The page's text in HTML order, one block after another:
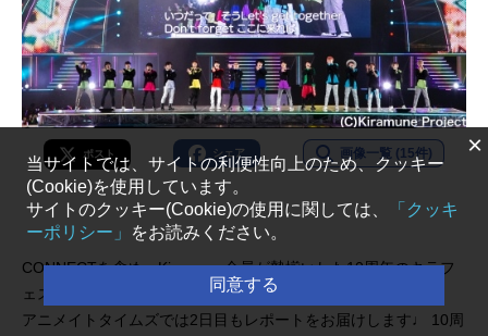
ポスト シェア 画像一覧 (15件)
CONNECTを含め、Kiramune全員が勢揃いした10周年のキラフ
ェス。
アニメイトタイムズでは2日目もレポートをお届けします♩ 10周
×
当サイトでは、サイトの利便性向上のため、クッキー
(Cookie)を使用しています。
サイトのクッキー(Cookie)の使用に関しては、
「クッキ
ーポリシー」
をお読みください。
同意する